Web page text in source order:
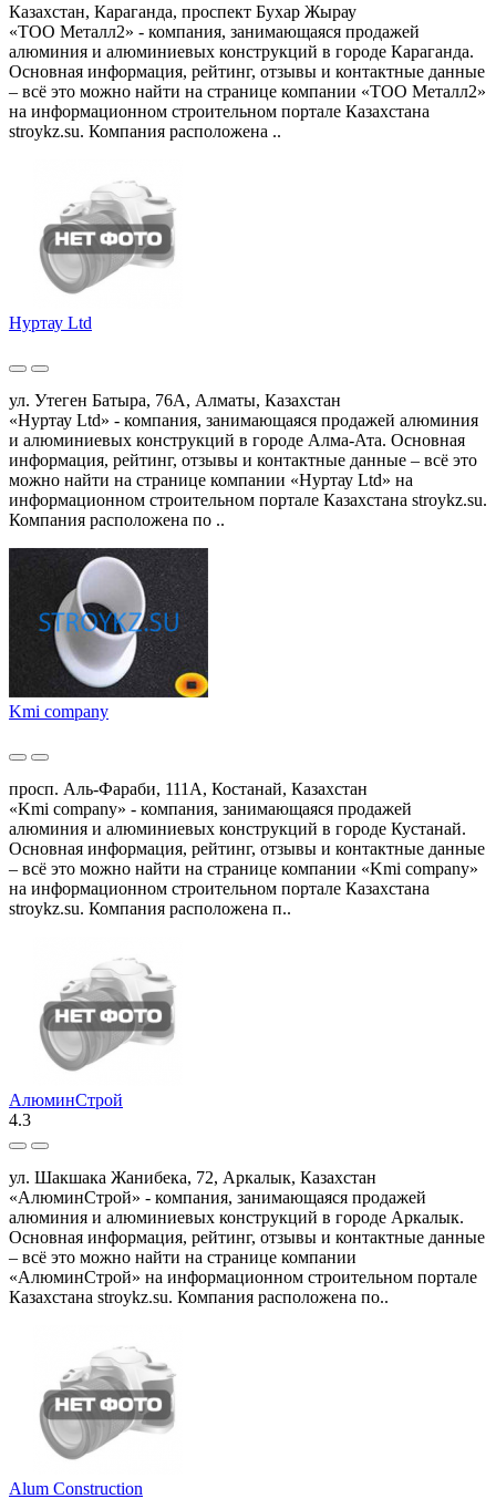
Казахстан, Караганда, проспект Бухар Жырау
«ТОО Металл2» - компания, занимающаяся продажей
алюминия и алюминиевых конструкций в городе Караганда.
Основная информация, рейтинг, отзывы и контактные данные
– всё это можно найти на странице компании «ТОО Металл2»
на информационном строительном портале Казахстана
stroykz.su. Компания расположена ..
Нуртау Ltd
ул. Утеген Батыра, 76А, Алматы, Казахстан
«Нуртау Ltd» - компания, занимающаяся продажей алюминия
и алюминиевых конструкций в городе Алма-Ата. Основная
информация, рейтинг, отзывы и контактные данные – всё это
можно найти на странице компании «Нуртау Ltd» на
информационном строительном портале Казахстана stroykz.su.
Компания расположена по ..
Kmi company
просп. Аль-Фараби, 111А, Костанай, Казахстан
«Kmi company» - компания, занимающаяся продажей
алюминия и алюминиевых конструкций в городе Кустанай.
Основная информация, рейтинг, отзывы и контактные данные
– всё это можно найти на странице компании «Kmi company»
на информационном строительном портале Казахстана
stroykz.su. Компания расположена п..
АлюминСтрой
4.3
ул. Шакшака Жанибека, 72, Аркалык, Казахстан
«АлюминСтрой» - компания, занимающаяся продажей
алюминия и алюминиевых конструкций в городе Аркалык.
Основная информация, рейтинг, отзывы и контактные данные
– всё это можно найти на странице компании
«АлюминСтрой» на информационном строительном портале
Казахстана stroykz.su. Компания расположена по..
Alum Construction